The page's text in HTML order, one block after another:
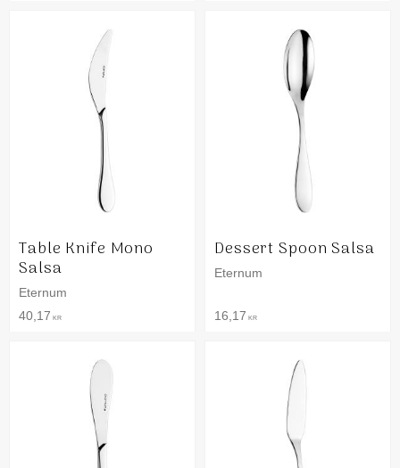
Table Knife Mono
Salsa
Eternum
40,17 KR
Dessert Spoon Salsa
Eternum
16,17 KR